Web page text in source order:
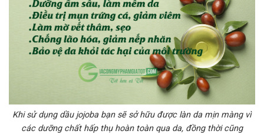
Khi sử dụng dầu jojoba bạn sẽ sở hữu được làn da mịn màng vì
các dưỡng chất hấp thụ hoàn toàn qua da, đồng thời cũng